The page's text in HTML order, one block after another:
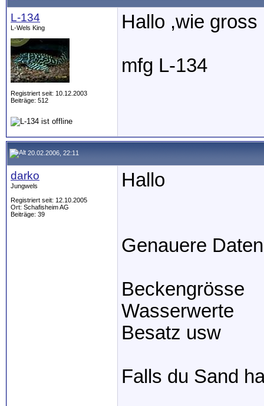
L-134
L-Wels King
Registriert seit: 10.12.2003
Beiträge: 512
Hallo ,wie
mfg L-134
20.02.2006, 22:11
darko
Jungwels
Registriert seit: 12.10.2005
Ort: Schafisheim AG
Beiträge: 39
Hallo
Genauere
Beckengrösse
Wasserwerte
Besatz usw
Falls du Sand